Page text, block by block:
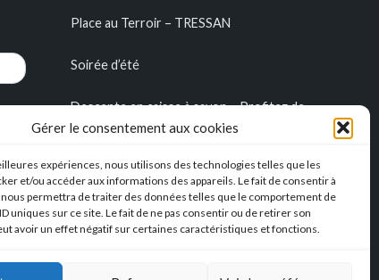
Gérer le consentement aux cookies
expériences, nous utilisons des technologies telles que les
et/ou accéder aux informations des appareils. Le fait de consentir à
permettra de traiter des données telles que le comportement de
uniques sur ce site. Le fait de ne pas consentir ou de retirer son
avoir un effet négatif sur certaines caractéristiques et fonctions.
Place au Terroir – TRESSAN
Soirée d’été
Descente en caisse à savon – Profitez de
l’été pour construire vos caisses à savon !!!
l’Hérault Sud prenant